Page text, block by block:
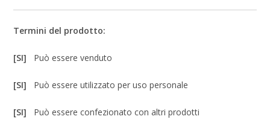
Termini del prodotto:
[SI] Può essere venduto
[SI] Può essere utilizzato per uso personale
[SI] Può essere confezionato con altri prodotti